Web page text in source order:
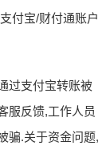
付宝/财付通账户
过支付宝转账被
服反馈,工作人员
骗.关于资金问题,